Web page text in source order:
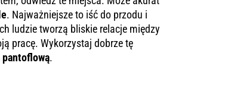
. Najważniejsze to iść do przodu i
ludzie tworzą bliskie relacje między
pracę. Wykorzystaj dobrze tę
pantoflową.